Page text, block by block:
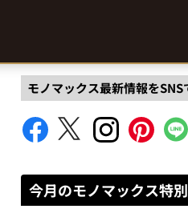
モノマックス最新情報をSNS
今月のモノマックス特